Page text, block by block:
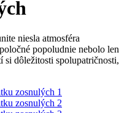
niesla atmosféra
popoludnie nebolo len
si dôležitosti spolupatričnosti,